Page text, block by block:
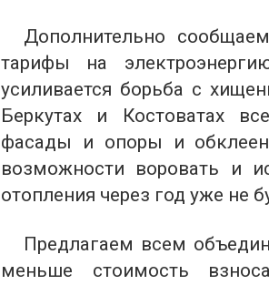
Дополнительно
тарифы на
усиливается борьба с
Беркутах и Костоватах
фасады и опоры и
возможности воровать и
отопления через год уже не
Предлагаем всем
меньше стоимость